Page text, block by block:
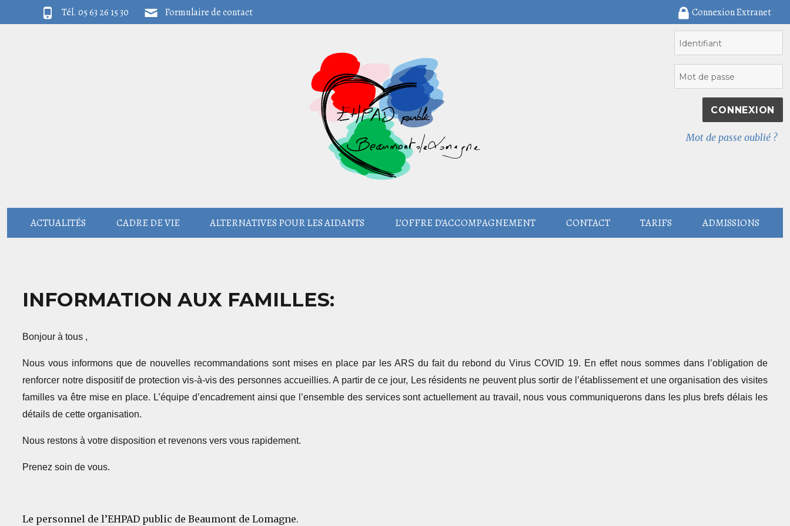
Tél. 05 63 26 15 30 Formulaire de contact Connexion Extranet
Mot de passe oublié ?
ACTUALITÉS CADRE DE VIE ALTERNATIVES POUR LES AIDANTS L’OFFRE D’ACCOMPAGNEMENT CONTACT TARIFS ADMISSIONS
INFORMATION AUX FAMILLES:
Bonjour à tous ,
Nous vous informons que de nouvelles recommandations sont mises en place par les ARS du fait du rebond du Virus COVID 19. En effet nous sommes dans l’obligation de
renforcer notre dispositif de protection vis-à-vis des personnes accueillies. A partir de ce jour, Les résidents ne peuvent plus sortir de l’établissement et une organisation des visites
familles va être mise en place. L’équipe d’encadrement ainsi que l’ensemble des services sont actuellement au travail, nous vous communiquerons dans les plus brefs délais les
détails de cette organisation.
Nous restons à votre disposition et revenons vers vous rapidement.
Prenez soin de vous.
Le personnel de l’EHPAD public de Beaumont de Lomagne.